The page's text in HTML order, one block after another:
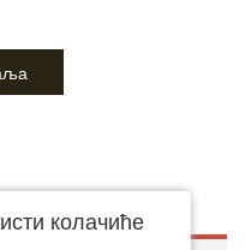
колачиће